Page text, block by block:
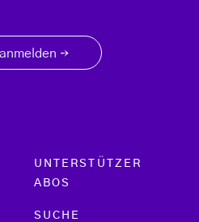
→
UNTERSTÜTZER
ABOS
SUCHE